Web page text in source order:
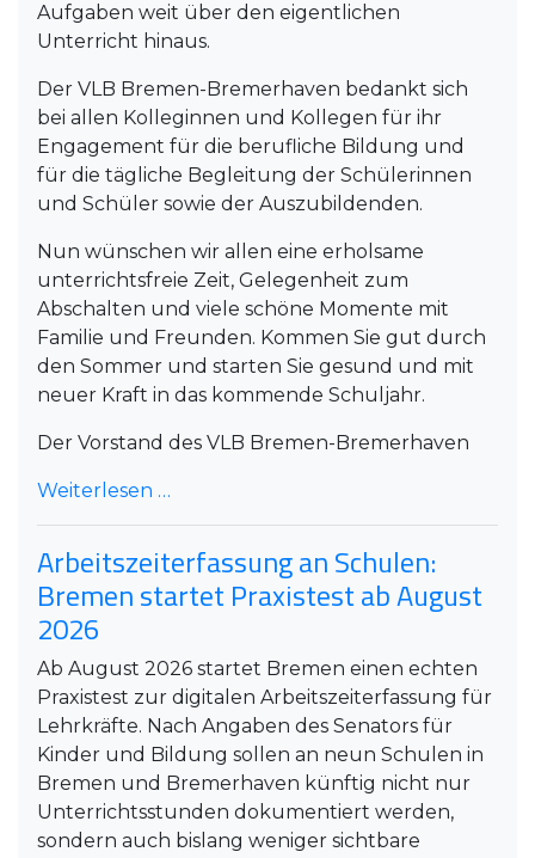
Aufgaben weit über den eigentlichen
Unterricht hinaus.
Der VLB Bremen-Bremerhaven bedankt sich
bei allen Kolleginnen und Kollegen für ihr
Engagement für die berufliche Bildung und
für die tägliche Begleitung der Schülerinnen
und Schüler sowie der Auszubildenden.
Nun wünschen wir allen eine erholsame
unterrichtsfreie Zeit, Gelegenheit zum
Abschalten und viele schöne Momente mit
Familie und Freunden. Kommen Sie gut durch
den Sommer und starten Sie gesund und mit
neuer Kraft in das kommende Schuljahr.
Der Vorstand des VLB Bremen-Bremerhaven
Weiterlesen …
Arbeitszeiterfassung an Schulen:
Bremen startet Praxistest ab August
2026
Ab August 2026 startet Bremen einen echten
Praxistest zur digitalen Arbeitszeiterfassung für
Lehrkräfte. Nach Angaben des Senators für
Kinder und Bildung sollen an neun Schulen in
Bremen und Bremerhaven künftig nicht nur
Unterrichtsstunden dokumentiert werden,
sondern auch bislang weniger sichtbare